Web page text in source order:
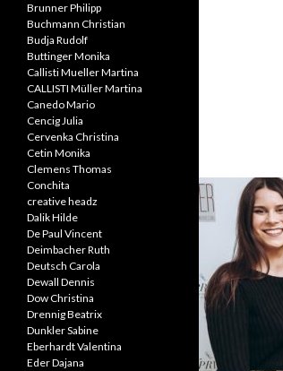
Brunner Philipp
Buchmann Christian
Budja Rudolf
Buttinger Monika
Callisti Mueller Martina
CALLISTI Müller Martina
Canedo Mario
Cencig Julia
Cervenka Christina
Cetin Monika
Clemens Thomas
Conchita
creative headz
Dalik Hilde
De Paul Vincent
Deimbacher Ruth
Deutsch Carola
Dewall Dennis
Dow Christina
Drennig Beatrix
Dunkler Sabine
Eberhardt Valentina
Eder Dajana